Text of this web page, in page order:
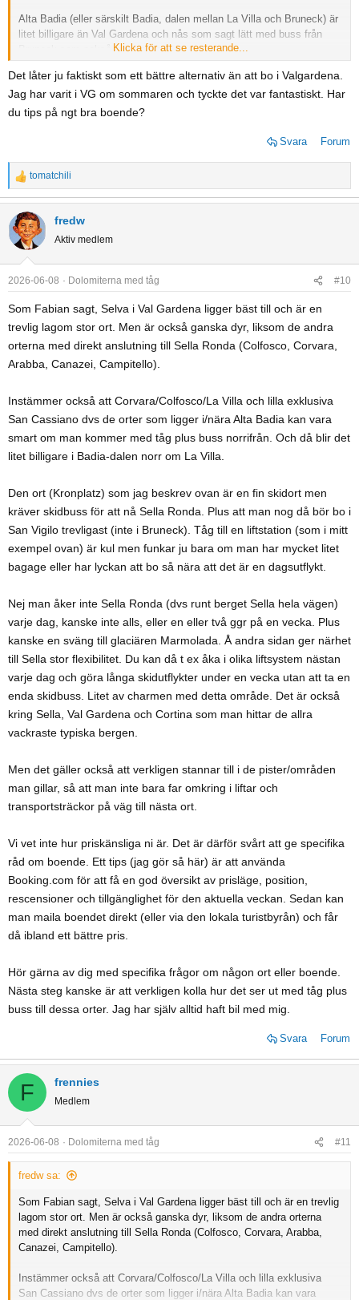
Alta Badia (eller särskilt Badia, dalen mellan La Villa och Bruneck) är
litet billigare än Val Gardena och nås som sagt lätt med buss från
Bruneck som också ses nedan.
Visa bilaga 45661
Klicka för att se resterande...
Det låter ju faktiskt som ett bättre alternativ än att bo i Valgardena.
Jag har varit i VG om sommaren och tyckte det var fantastiskt. Har
du tips på ngt bra boende?
Svara Forum
R
e
a
c
t
i
o
n
s
:
tomatchili
fredw
Aktiv medlem
2026-06-08 Dolomiterna med tåg #10
Som Fabian sagt, Selva i Val Gardena ligger bäst till och är en
trevlig lagom stor ort. Men är också ganska dyr, liksom de andra
orterna med direkt anslutning till Sella Ronda (Colfosco, Corvara,
Arabba, Canazei, Campitello).
Instämmer också att Corvara/Colfosco/La Villa och lilla exklusiva
San Cassiano dvs de orter som ligger i/nära Alta Badia kan vara
smart om man kommer med tåg plus buss norrifrån. Och då blir det
litet billigare i Badia-dalen norr om La Villa.
Den ort (Kronplatz) som jag beskrev ovan är en fin skidort men
kräver skidbuss för att nå Sella Ronda. Plus att man nog då bör bo i
San Vigilo trevligast (inte i Bruneck). Tåg till en liftstation (som i mitt
exempel ovan) är kul men funkar ju bara om man har mycket litet
bagage eller har lyckan att bo så nära att det är en dagsutflykt.
Nej man åker inte Sella Ronda (dvs runt berget Sella hela vägen)
varje dag, kanske inte alls, eller en eller två ggr på en vecka. Plus
kanske en sväng till glaciären Marmolada. Å andra sidan ger närhet
till Sella stor flexibilitet. Du kan då t ex åka i olika liftsystem nästan
varje dag och göra långa skidutflykter under en vecka utan att ta en
enda skidbuss. Litet av charmen med detta område. Det är också
kring Sella, Val Gardena och Cortina som man hittar de allra
vackraste typiska bergen.
Men det gäller också att verkligen stannar till i de pister/områden
man gillar, så att man inte bara far omkring i liftar och
transportsträckor på väg till nästa ort.
Vi vet inte hur priskänsliga ni är. Det är därför svårt att ge specifika
råd om boende. Ett tips (jag gör så här) är att använda
Booking.com för att få en god översikt av prisläge, position,
rescensioner och tillgänglighet för den aktuella veckan. Sedan kan
man maila boendet direkt (eller via den lokala turistbyrån) och får
då ibland ett bättre pris.
Hör gärna av dig med specifika frågor om någon ort eller boende.
Nästa steg kanske är att verkligen kolla hur det ser ut med tåg plus
buss till dessa orter. Jag har själv alltid haft bil med mig.
Svara Forum
F frennies
Medlem
2026-06-08 Dolomiterna med tåg #11
fredw sa:
Som Fabian sagt, Selva i Val Gardena ligger bäst till och är en trevlig
lagom stor ort. Men är också ganska dyr, liksom de andra orterna
med direkt anslutning till Sella Ronda (Colfosco, Corvara, Arabba,
Canazei, Campitello).
Instämmer också att Corvara/Colfosco/La Villa och lilla exklusiva
San Cassiano dvs de orter som ligger i/nära Alta Badia kan vara